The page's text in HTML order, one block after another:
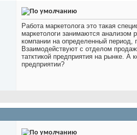
Работа маркетолога это такая
маркетологи занимаются анализом
компании на определенный период,
Взаимодействуют с отделом
татктикой предприятия на рынке.
предприятии?